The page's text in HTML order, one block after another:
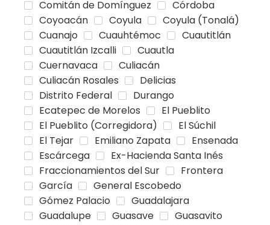
Comitán de Domínguez
Córdoba
Coyoacán
Coyula
Coyula (Tonalá)
Cuanajo
Cuauhtémoc
Cuautitlán
Cuautitlán Izcalli
Cuautla
Cuernavaca
Culiacán
Culiacán Rosales
Delicias
Distrito Federal
Durango
Ecatepec de Morelos
El Pueblito
El Pueblito (Corregidora)
El Súchil
El Tejar
Emiliano Zapata
Ensenada
Escárcega
Ex-Hacienda Santa Inés
Fraccionamientos del Sur
Frontera
García
General Escobedo
Gómez Palacio
Guadalajara
Guadalupe
Guasave
Guasavito